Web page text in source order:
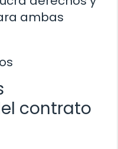
ambas
contrato